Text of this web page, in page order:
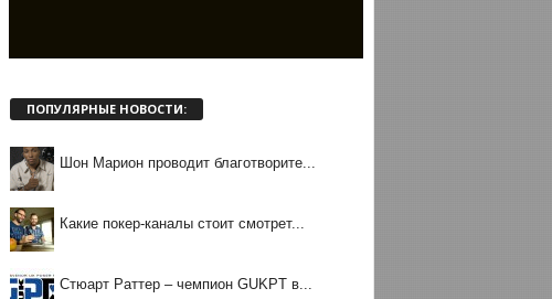
ПОПУЛЯРНЫЕ НОВОСТИ:
Шон Марион проводит благотворите...
Какие покер-каналы стоит смотрет...
Стюарт Раттер – чемпион GUKPT в...